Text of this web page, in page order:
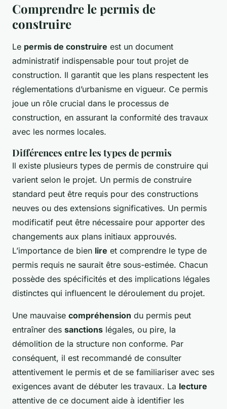
Comprendre le permis de
construire
Le permis de construire est un document
administratif indispensable pour tout projet de
construction. Il garantit que les plans respectent les
réglementations d’urbanisme en vigueur. Ce permis
joue un rôle crucial dans le processus de
construction, en assurant la conformité des travaux
avec les normes locales.
Différences entre les types de permis
Il existe plusieurs types de permis de construire qui
varient selon le projet. Un permis de construire
standard peut être requis pour des constructions
neuves ou des extensions significatives. Un permis
modificatif peut être nécessaire pour apporter des
changements aux plans initiaux approuvés.
L’importance de bien lire et comprendre le type de
permis requis ne saurait être sous-estimée. Chacun
possède des spécificités et des implications légales
distinctes qui influencent le déroulement du projet.
Une mauvaise compréhension du permis peut
entraîner des sanctions légales, ou pire, la
démolition de la structure non conforme. Par
conséquent, il est recommandé de consulter
attentivement le permis et de se familiariser avec ses
exigences avant de débuter les travaux. La lecture
attentive de ce document aide à identifier les